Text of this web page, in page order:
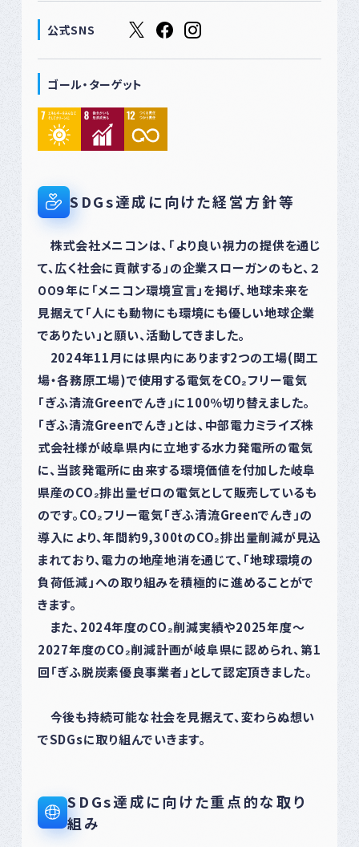
公式SNS
ゴール・ターゲット
SDGs達成に向けた経営方針等
株式会社メニコンは、「より良い視力の提供を通じ
て、広く社会に貢献する」の企業スローガンのもと、２
００９年に「メニコン環境宣言」を掲げ、地球未来を
見据えて「人にも動物にも環境にも優しい地球企業
でありたい」と願い、活動してきました。
2024年11月には県内にあります2つの工場(関工
場・各務原工場)で使用する電気をCO₂フリー電気
「ぎふ清流Greenでんき」に100％切り替えました。
「ぎふ清流Greenでんき」とは、中部電力ミライズ株
式会社様が岐阜県内に立地する水力発電所の電気
に、当該発電所に由来する環境価値を付加した岐阜
県産のCO₂排出量ゼロの電気として販売しているも
のです。CO₂フリー電気「ぎふ清流Greenでんき」の
導入により、年間約9,300tのCO₂排出量削減が見込
まれており、電力の地産地消を通じて、「地球環境の
負荷低減」への取り組みを積極的に進めることがで
きます。
また、2024年度のCO₂削減実績や2025年度～
2027年度のCO₂削減計画が岐阜県に認められ、第1
回「ぎふ脱炭素優良事業者」として認定頂きました。
今後も持続可能な社会を見据えて、変わらぬ想い
でSDGsに取り組んでいきます。
SDGs達成に向けた重点的な取り
組み